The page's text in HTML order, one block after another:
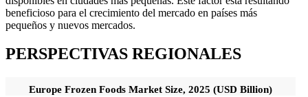
beneficioso para el crecimiento del mercado en países más
pequeños y nuevos mercados.
PERSPECTIVAS REGIONALES
Europe Frozen Foods Market Size, 2025 (USD Billion)